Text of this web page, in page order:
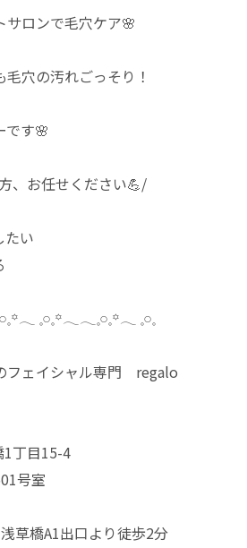
ロンで毛穴ケア🌸
穴の汚れごっそり！
です🌸
、お任せください💪/
たい
𓈒𓏸𓈒꙳𓂃𓂃𓈒𓏸𓈒꙳𓂃 𓈒𓏸𓈒
フェイシャル専門 regalo
丁目15-4
号室
草橋A1出口より徒歩2分